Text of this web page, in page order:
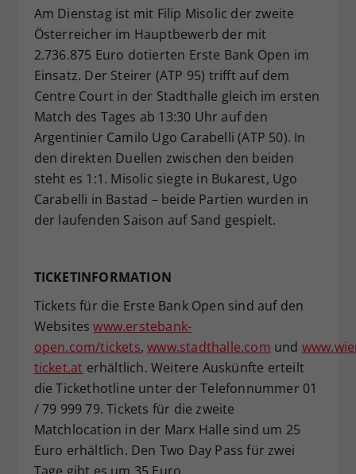
Am Dienstag ist mit Filip Misolic der zweite
Österreicher im Hauptbewerb der mit
2.736.875 Euro dotierten Erste Bank Open im
Einsatz. Der Steirer (ATP 95) trifft auf dem
Centre Court in der Stadthalle gleich im ersten
Match des Tages ab 13:30 Uhr auf den
Argentinier Camilo Ugo Carabelli (ATP 50). In
den direkten Duellen zwischen den beiden
steht es 1:1. Misolic siegte in Bukarest, Ugo
Carabelli in Bastad – beide Partien wurden in
der laufenden Saison auf Sand gespielt.
TICKETINFORMATION
Tickets für die Erste Bank Open sind auf den
Websiteswww.erstebank-
open.com/tickets,www.stadthalle.com und
ticket.at erhältlich. Weitere Auskünfte erteilt
die Tickethotline unter der Telefonnummer 01
/ 79 999 79. Tickets für die zweite
Matchlocation in der Marx Halle sind um 25
Euro erhältlich. Den Two Day Pass für zwei